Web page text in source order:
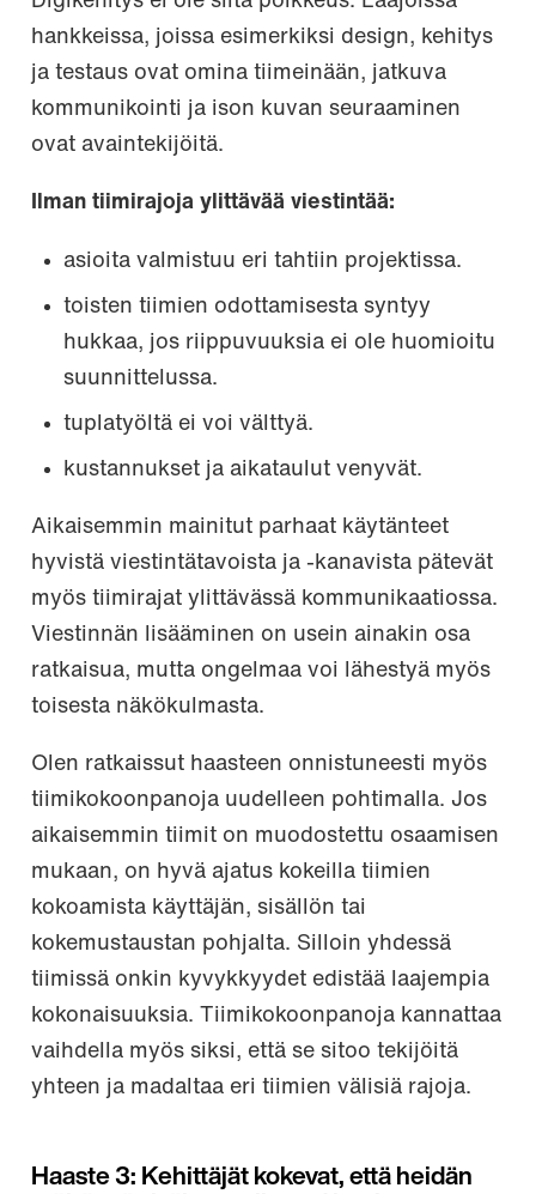
hankkeissa, joissa esimerkiksi design, kehitys
ja testaus ovat omina tiimeinään, jatkuva
kommunikointi ja ison kuvan seuraaminen
ovat avaintekijöitä.
Ilman tiimirajoja ylittävää viestintää:
asioita valmistuu eri tahtiin projektissa.
toisten tiimien odottamisesta syntyy
hukkaa, jos riippuvuuksia ei ole huomioitu
suunnittelussa.
tuplatyöltä ei voi välttyä.
kustannukset ja aikataulut venyvät.
Aikaisemmin mainitut parhaat käytänteet
hyvistä viestintätavoista ja -kanavista pätevät
myös tiimirajat ylittävässä kommunikaatiossa.
Viestinnän lisääminen on usein ainakin osa
ratkaisua, mutta ongelmaa voi lähestyä myös
toisesta näkökulmasta.
Olen ratkaissut haasteen onnistuneesti myös
tiimikokoonpanoja uudelleen pohtimalla. Jos
aikaisemmin tiimit on muodostettu osaamisen
mukaan, on hyvä ajatus kokeilla tiimien
kokoamista käyttäjän, sisällön tai
kokemustaustan pohjalta. Silloin yhdessä
tiimissä onkin kyvykkyydet edistää laajempia
kokonaisuuksia. Tiimikokoonpanoja kannattaa
vaihdella myös siksi, että se sitoo tekijöitä
yhteen ja madaltaa eri tiimien välisiä rajoja.
Haaste 3: Kehittäjät kokevat, että heidän